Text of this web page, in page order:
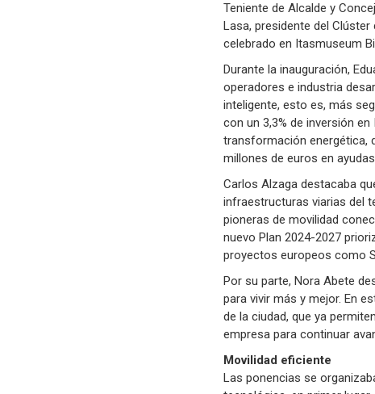
Teniente de Alcalde y
Lasa, presidente del
celebrado en Itasmuseum
Durante la inauguración,
operadores e industria
inteligente, esto es, más
con un 3,3% de inversión
transformación energética,
millones de euros en
Carlos Alzaga destacaba
infraestructuras viarias del
pioneras de movilidad
nuevo Plan 2024-2027
proyectos europeos como
Por su parte, Nora Abete
para vivir más y mejor. En
de la ciudad, que ya
empresa para continuar
Movilidad eficiente
Las ponencias se